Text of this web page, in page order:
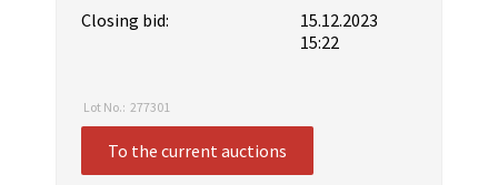
Closing bid:
15.12.2023
15:22
Lot No.: 277301
To the current auctions